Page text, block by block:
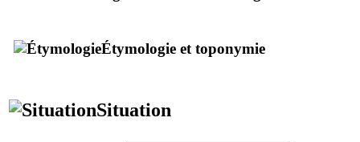
Étymologie et toponymie
Situation